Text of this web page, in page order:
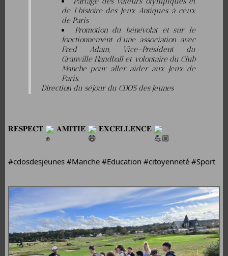
de l’histoire des Jeux Antiques à ceux
de Paris
Promotion du bénévolat et sur le
fonctionnement d’une association avec
Fred Adam, Vice-Président du
Granville Handball et volontaire du Club
Manche pour aller aider aux Jeux de
Paris.
Direction du séjour du CDOS des Jeunes
𝐑𝐄𝐒𝐏𝐄𝐂𝐓 𝐀𝐌𝐈𝐓𝐈𝐄́ 𝐄𝐗𝐂𝐄𝐋𝐋𝐄𝐍𝐂𝐄
#cdosdesjeunes #Manche #Education #citoyenneté #Sport